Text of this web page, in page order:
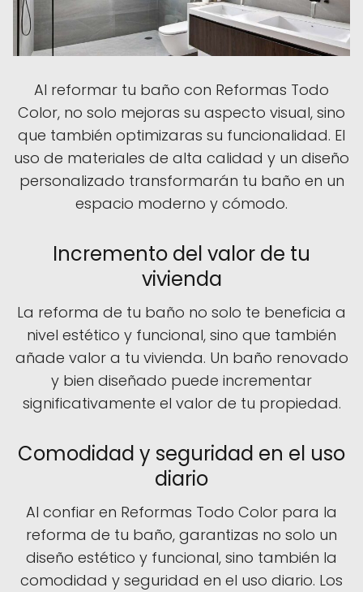
Al reformar tu baño con Reformas Todo
Color, no solo mejoras su aspecto visual, sino
que también optimizaras su funcionalidad. El
uso de materiales de alta calidad y un diseño
personalizado transformarán tu baño en un
espacio moderno y cómodo.
Incremento del valor de tu
vivienda
La reforma de tu baño no solo te beneficia a
nivel estético y funcional, sino que también
añade valor a tu vivienda. Un baño renovado
y bien diseñado puede incrementar
significativamente el valor de tu propiedad.
Comodidad y seguridad en el uso
diario
Al confiar en Reformas Todo Color para la
reforma de tu baño, garantizas no solo un
diseño estético y funcional, sino también la
comodidad y seguridad en el uso diario. Los